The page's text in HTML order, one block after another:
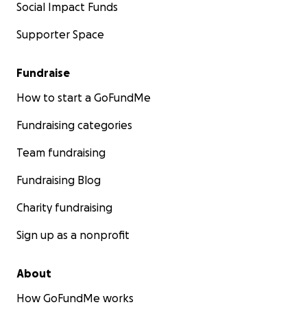
Social Impact Funds
Supporter Space
Fundraise
How to start a GoFundMe
Fundraising categories
Team fundraising
Fundraising Blog
Charity fundraising
Sign up as a nonprofit
About
How GoFundMe works